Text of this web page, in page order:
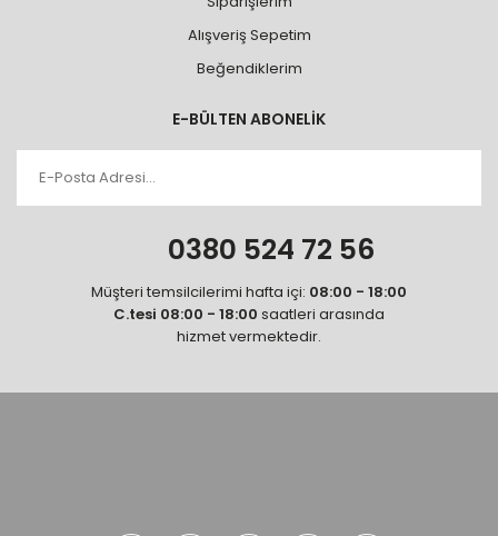
Alışveriş Sepetim
Beğendiklerim
E-BÜLTEN ABONELİK
0380 524 72 56
Müşteri temsilcilerimi hafta içi: 08:00 - 18:00
C.tesi 08:00 - 18:00 saatleri arasında
hizmet vermektedir.